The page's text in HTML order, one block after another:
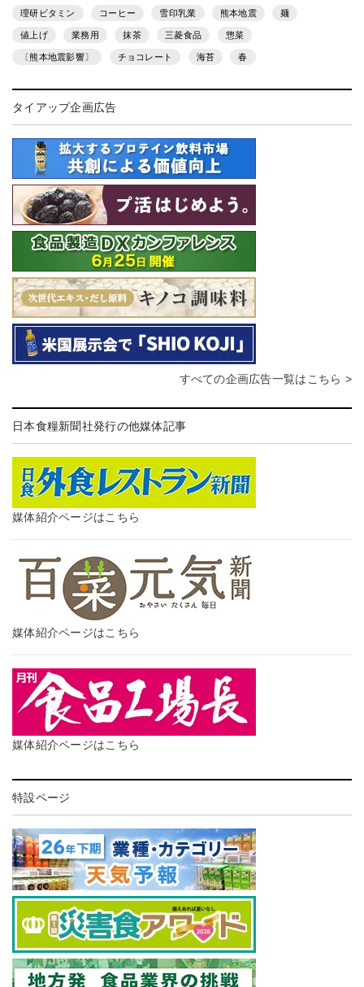
理研ビタミン コーヒー 雪印乳業 熊本地震 麺
値上げ 業務用 抹茶 三菱食品 惣菜
〔熊本地震影響〕 チョコレート 海苔 春
タイアップ企画広告
すべての企画広告一覧はこちら >
日本食糧新聞社発行の他媒体記事
媒体紹介ページはこちら
媒体紹介ページはこちら
媒体紹介ページはこちら
特設ページ